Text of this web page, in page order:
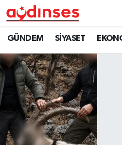
GÜNDEM SİYASET
GÜNDEM
SİYASET
EKONOMİ
DÜNYA
SPOR
Nöbetçi Eczaneler
Hava Durumu
Aydin Namaz Vakitleri
Trafik Durumu
Süper Lig Puan Durumu